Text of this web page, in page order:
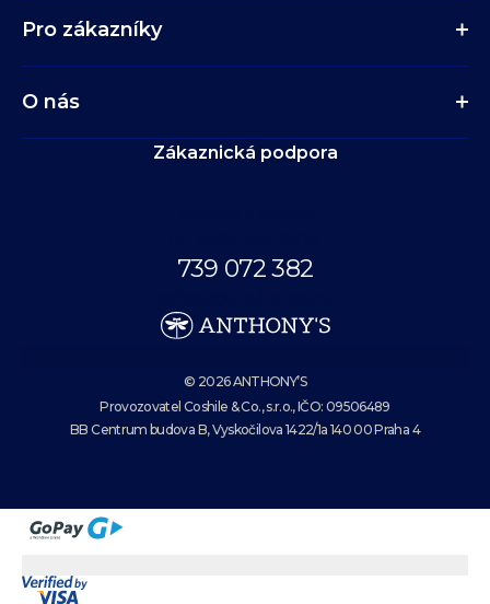
Pro zákazníky
O nás
Zákaznická podpora
739 072 382
© 2026 ANTHONY’S
Provozovatel Coshile & Co., s.r.o., IČO: 09506489
BB Centrum budova B, Vyskočilova 1422/1a 140 00 Praha 4